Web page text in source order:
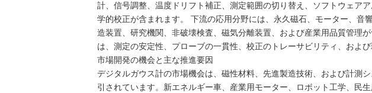
計、信号調整、温度ドリフト補正、測定範囲の切り替え、ソフトウェア
学的校正が含まれます。 下流の応用分野には、永久磁石、モーター、音
造装置、研究機関、非破壊検査、磁気分離装置、および産業用品質管理
は、測定の安定性、プローブの一貫性、校正のトレーサビリティ、および
市場開発の機会と主な推進要因
デジタルガウス計の市場機会は、磁性材料、先進製造技術、および計測
引されています。新エネルギー車、産業用モーター、ロボット工学、民